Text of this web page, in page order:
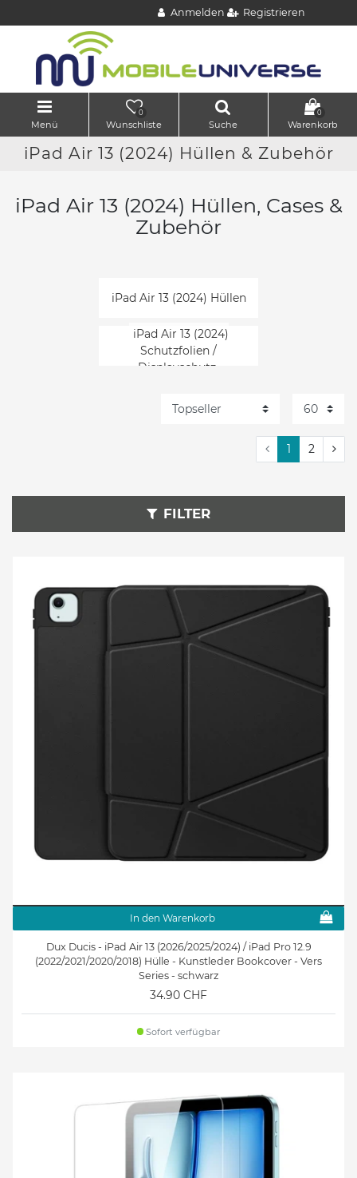
Anmelden Registrieren
Menü
0
Wunschliste Suche
0
Warenkorb
iPad Air 13 (2024) Hüllen & Zubehör
iPad Air 13 (2024) Hüllen, Cases &
Zubehör
iPad Air 13 (2024) Hüllen
iPad Air 13 (2024)
Schutzfolien /
Displayschutz
Halterungen
Eingabegeräte
1 2
FILTER
In den Warenkorb
Dux Ducis - iPad Air 13 (2026/2025/2024) / iPad Pro 12.9
(2022/2021/2020/2018) Hülle - Kunstleder Bookcover - Vers
Series - schwarz
34.90 CHF
Sofort verfügbar